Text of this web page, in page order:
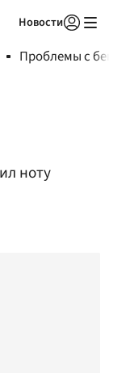
Новости
Проблемы с
ноту